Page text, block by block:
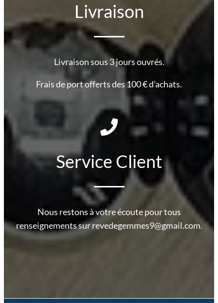
Livraison
Livraison sous 3 jours ouvrés.
Frais de port offerts des 100 € d’achats.
Service Client
Nous restons à votre écoute pour tous
renseignements sur revedegemmes9@gmail.com.